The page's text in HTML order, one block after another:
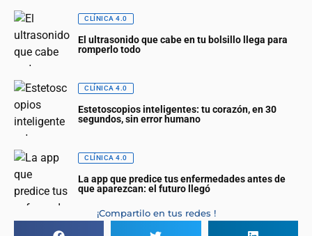
CLÍNICA 4.0
El ultrasonido que cabe en tu bolsillo llega para
romperlo todo
CLÍNICA 4.0
Estetoscopios inteligentes: tu corazón, en 30
segundos, sin error humano
CLÍNICA 4.0
La app que predice tus enfermedades antes de
que aparezcan: el futuro llegó
¡Compartilo en tus redes !